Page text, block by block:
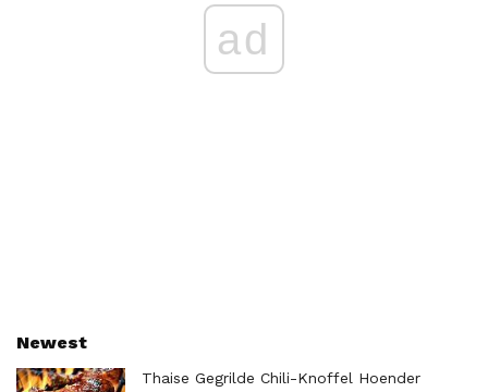
ad
Newest
Thaise Gegrilde Chili-Knoffel Hoender